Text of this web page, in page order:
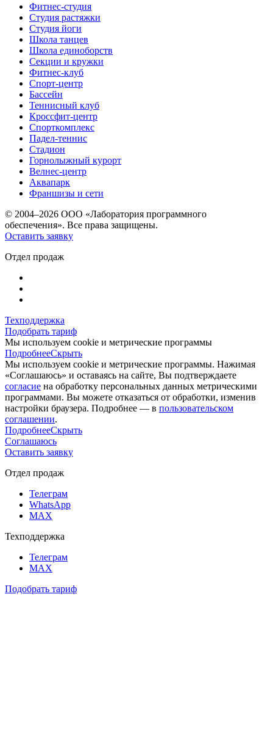
Фитнес-студия
Студия растяжки
Студия йоги
Школа танцев
Школа единоборств
Секции и кружки
Фитнес-клуб
Спорт-центр
Бассейн
Теннисный клуб
Кроссфит-центр
Спорткомплекс
Падел-теннис
Стадион
Горнолыжный курорт
Велнес-центр
Аквапарк
Франшизы и сети
© 2004–2026 ООО «Лаборатория программного
обеспечения». Все права защищены.
Оставить заявку
Отдел продаж
Техподдержка
Подобрать тариф
Мы используем cookie и метрические программы
ПодробнееСкрыть
Мы используем cookie и метрические программы. Нажимая
«Соглашаюсь» и оставаясь на сайте, Вы подтверждаете
согласие на обработку персональных данных метрическими
программами. Вы можете отказаться от обработки, изменив
настройки браузера. Подробнее — в пользовательском
соглашении.
ПодробнееСкрыть
Соглашаюсь
Оставить заявку
Отдел продаж
Телеграм
WhatsApp
MAX
Техподдержка
Телеграм
MAX
Подобрать тариф